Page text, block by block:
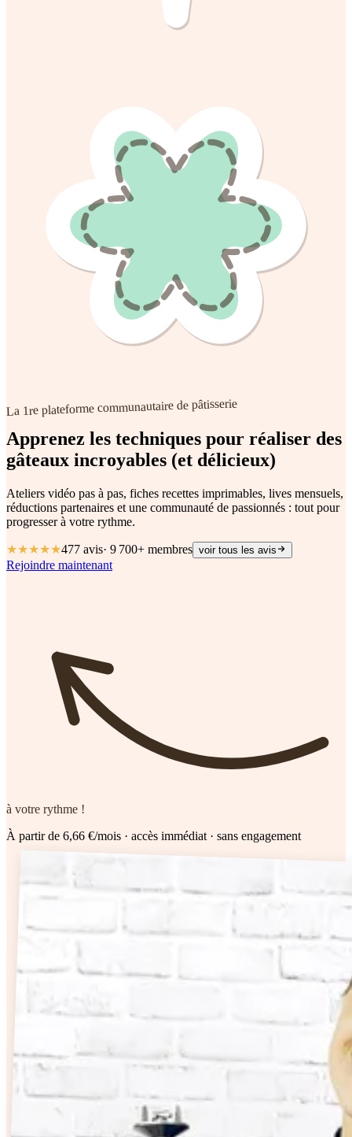
La 1re plateforme communautaire de pâtisserie
Apprenez les techniques pour réaliser des
gâteaux incroyables (et délicieux)
Ateliers vidéo pas à pas, fiches recettes imprimables, lives mensuels,
réductions partenaires et une communauté de passionnés : tout pour
progresser à votre rythme.
★★★★★477 avis· 9 700+ membres voir tous les avis
Rejoindre maintenant
à votre rythme !
À partir de 6,66 €/mois · accès immédiat · sans engagement